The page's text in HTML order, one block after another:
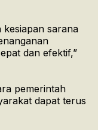
kesiapan sarana
dan efektif,”
pemerintah
dapat terus